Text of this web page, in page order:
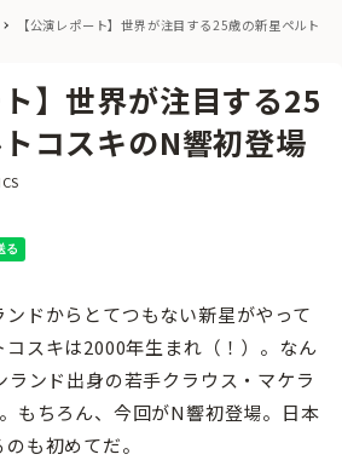
【公演レポート】世界が注目する25歳の新星ペルト
ト】世界が注目する25
コスキのN響初登場
ー
ドからとてつもない新星がやって
スキは2000年生まれ（！）。なん
ランド出身の若手クラウス・マケラ
もちろん、今回がN響初登場。日本
も初めてだ。